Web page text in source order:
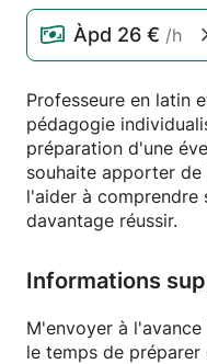
Àpd 26 € /h
Professeure en latin
pédagogie
préparation d'une
souhaite apporter
l'aider à comprendre
davantage réussir.
Informations
M'envoyer à
le temps de